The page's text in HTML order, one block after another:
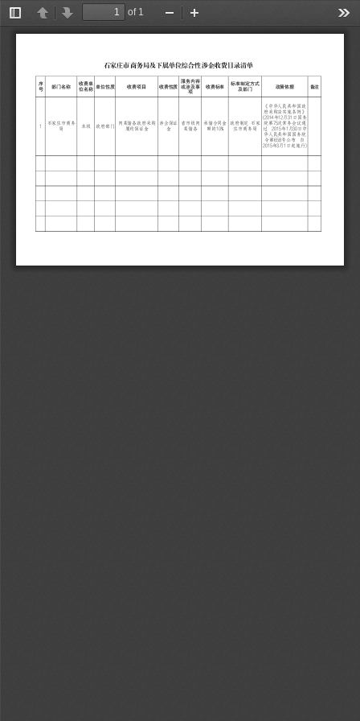
Toggle
Sidebar
PreviousNext
of 1
Zoom
Out
In
石家庄市 商务局及下属单位综合性涉企收费目录清单
序
号
部 门名称
收费单
位名称
单位性质 收费项 目 收费性质
服务内容
或涉及事
项
收费标准
标准制定方式
及部门
政策依据 备注
1 石家庄市 商 务
局
本级 政 府部门
肉 菜储备政 府采购
履约保证 金
涉企保证
金
省市级 肉
菜储备
承储合同 金
额 的10%
政 府制 定 石 家
庄市 商 务局
《 中 华人民共和国政
府采购法实施条例 》
(20 14年12月31 日 国 务
院第75次常务会议通
过
2015年1 月30 日 中
华人 民共和国 国 务院
令第658 号公布
自
2015年3月1 日 起 施行)